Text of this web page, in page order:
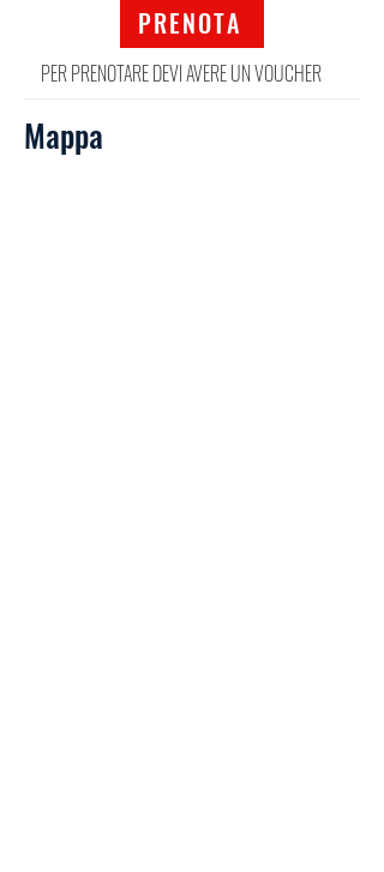
PRENOTA
PER PRENOTARE DEVI AVERE UN VOUCHER
Mappa